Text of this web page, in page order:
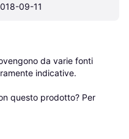
09-11
da varie fonti
indicative.
questo prodotto? Per